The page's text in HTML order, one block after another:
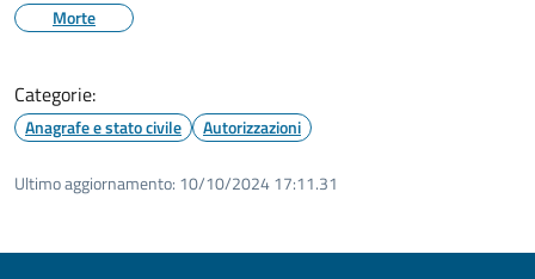
Morte
Categorie:
Anagrafe e stato civile Autorizzazioni
Ultimo aggiornamento: 10/10/2024 17:11.31